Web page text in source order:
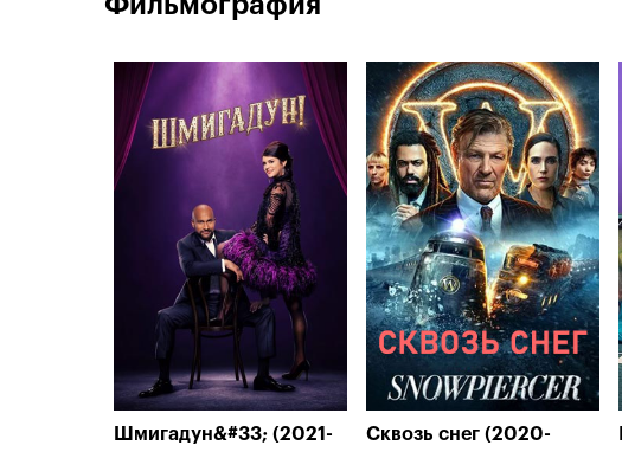
Шмигадун&#33; (2021-
Сквозь снег (2020-